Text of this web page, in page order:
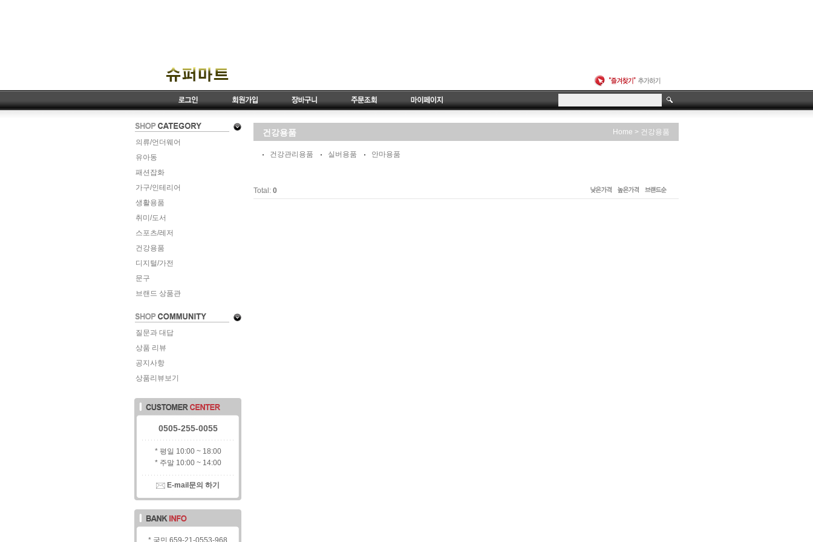
의류/언더웨어
유아동
패션잡화
가구/인테리어
생활용품
취미/도서
스포츠/레저
건강용품
디지털/가전
문구
브랜드 상품관
질문과 대답
상품 리뷰
공지사항
상품리뷰보기
0505-255-0055
* 평일 10:00 ~ 18:00
* 주말 10:00 ~ 14:00
E-mail문의 하기
건강용품 Home > 건강용품
건강관리용품 실버용품 안마용품
Total: 0